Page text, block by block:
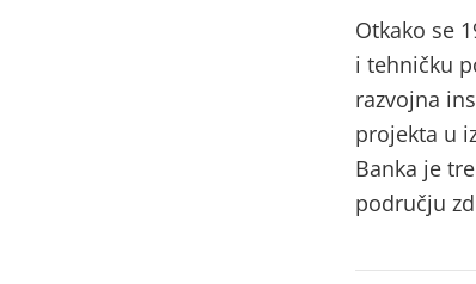
Otkako se
i tehničku
razvojna
projekta u
Banka je
području